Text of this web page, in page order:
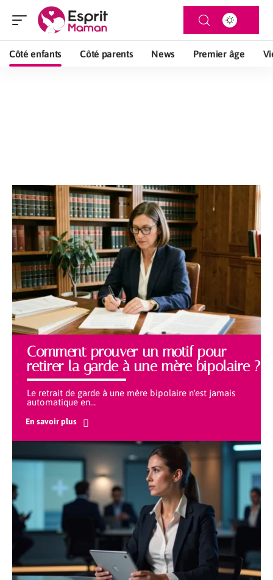
Côté enfants Côté parents News Premier âge
Comment prouver un motif pour
retirer la garde à une mère bipolaire ?
Le retrait de garde à une mère bipolaire n'est jamais
automatique en…
En savoir plus